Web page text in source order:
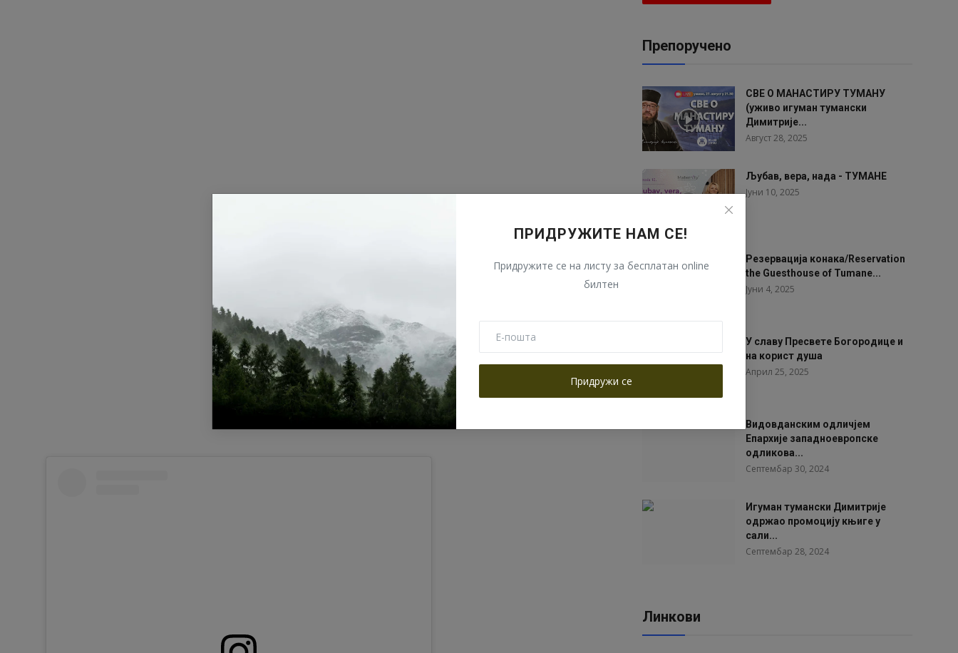
ПРИДРУЖИТЕ НАМ СЕ!
Придружите се на листу за бесплатан online
билтен
Придружи се
Препоручено
СВЕ О МАНАСТИРУ ТУМАНУ
(уживо игуман тумански
Димитрије...
Август 28, 2025
Љубав, вера, нада - ТУМАНЕ
Јуни 10, 2025
Резервација конака/Reservation
the Guesthouse of Tumane...
Јуни 4, 2025
У славу Пресвете Богородице и
на корист душа
Април 25, 2025
Видовданским одличјем
Епархије западноевропске
одликова...
Септембар 30, 2024
Игуман тумански Димитрије
одржао промоцију књиге у
сали...
Септембар 28, 2024
Линкови